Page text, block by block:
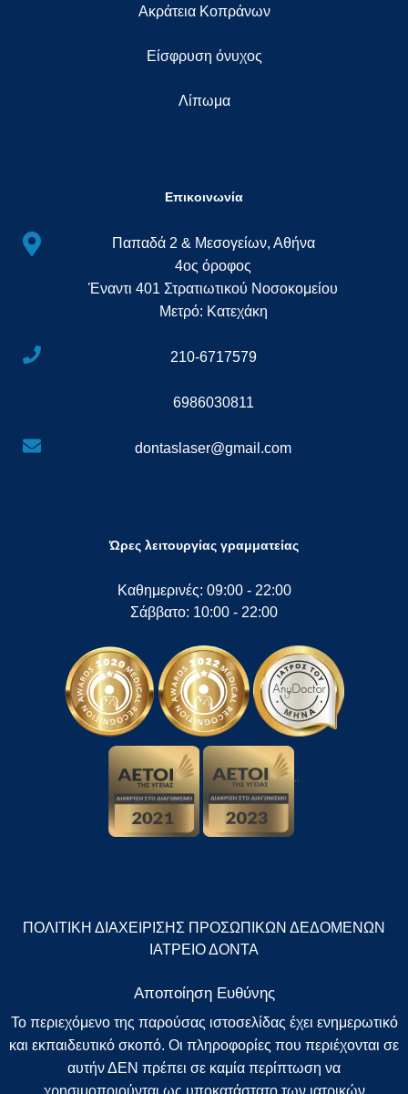
Ακράτεια Κοπράνων
Eίσφρυση όνυχος
Λίπωμα
Επικοινωνία
Παπαδά 2 & Μεσογείων, Αθήνα
4ος όροφος
Έναντι 401 Στρατιωτικού Νοσοκομείου
Μετρό: Κατεχάκη
210-6717579
6986030811
dontaslaser@gmail.com
Ώρες λειτουργίας γραμματείας
Καθημερινές: 09:00 - 22:00
Σάββατο: 10:00 - 22:00
"
ΠΟΛΙΤΙΚΗ ΔΙΑΧΕΙΡΙΣΗΣ ΠΡΟΣΩΠΙΚΩΝ ΔΕΔΟΜΕΝΩΝ
ΙΑΤΡΕΙΟ ΔΟΝΤΑ
Αποποίηση Ευθύνης
Το περιεχόμενο της παρούσας ιστοσελίδας έχει ενημερωτικό
και εκπαιδευτικό σκοπό. Οι πληροφορίες που περιέχονται σε
αυτήν ΔΕΝ πρέπει σε καμία περίπτωση να